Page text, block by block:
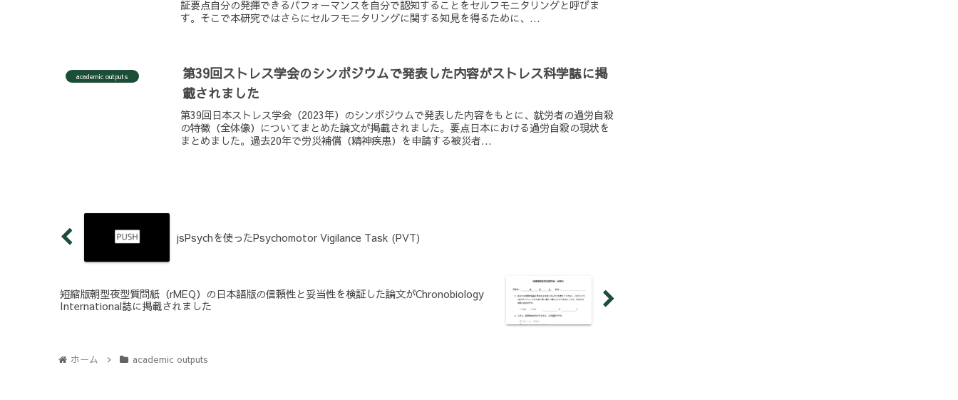
証要点自分の発揮できるパフォーマンスを自分で認知することをセルフモニタリングと呼びま
す。そこで本研究ではさらにセルフモニタリングに関する知見を得るために、...
academic outputs
第39回ストレス学会のシンポジウムで発表した内容がストレス科学誌に掲
載されました
第39回日本ストレス学会（2023年）のシンポジウムで発表した内容をもとに、就労者の過労自殺
の特徴（全体像）についてまとめた論文が掲載されました。要点日本における過労自殺の現状を
まとめました。過去20年で労災補償（精神疾患）を申請する被災者...
jsPsychを使ったPsychomotor Vigilance Task (PVT)
短縮版朝型夜型質問紙（rMEQ）の日本語版の信頼性と妥当性を検証した論文がChronobiology
International誌に掲載されました
ホーム academic outputs